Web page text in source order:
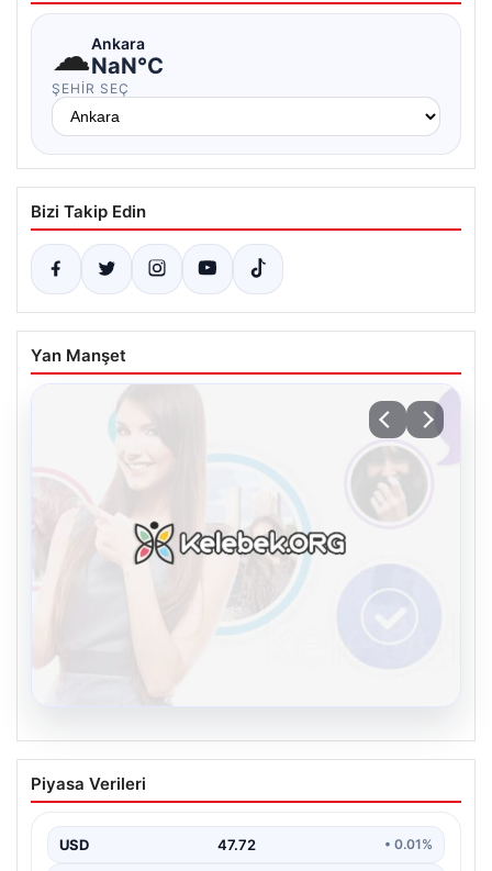
☁Ankara
NaN°C
ŞEHIR SEÇ
Bizi Takip Edin
Yan Manşet
Kelebek sohbet platformu İle Dijital
İletişimin Güvenli Adresi Ve Chat
İnternet çağında insanların güvenli bir biçimde bağlantı
Piyasa Verileri
USD 47.72 • 0.01%